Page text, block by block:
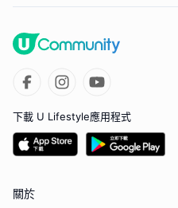
下載 U Lifestyle應用程式
關於